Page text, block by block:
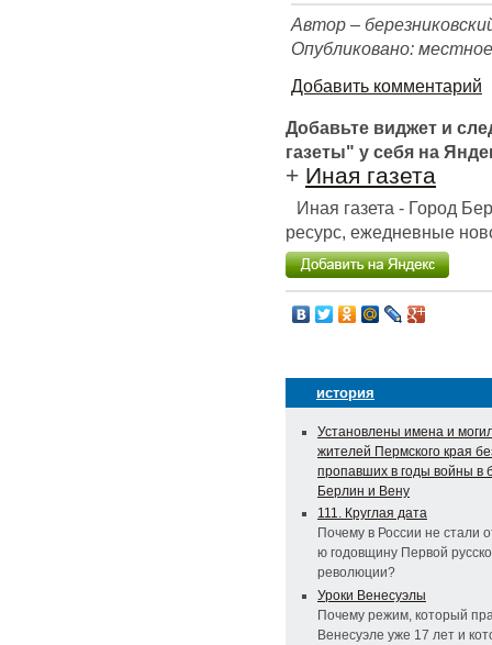
Автор –
Опубликовано:
Добавить комментарий
Добавьте виджет и
газеты" у себя на
+ Иная газета
Иная газета - Город
ресурс, ежедневные
история
Установлены имена и
жителей Пермского края
пропавших в годы войны в
Берлин и Вену
111. Круглая дата
Почему в России не стали
ю годовщину Первой
революции?
Уроки Венесуэлы
Почему режим, который
Венесуэле уже 17 лет и